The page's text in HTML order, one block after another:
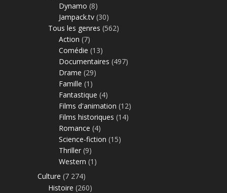
Dynamo (8)
Jampack.tv (30)
Tous les genres (562)
Action (7)
Comédie (13)
Documentaires (497)
Drame (29)
Famille (1)
Fantastique (4)
Films d'animation (12)
Films historiques (14)
Romance (4)
Science-fiction (15)
Thriller (9)
Western (1)
Culture (7 274)
Histoire (260)